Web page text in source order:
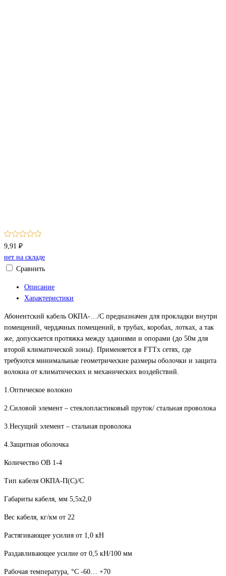
9,91 ₽
нет на складе
Сравнить
Описание
Характеристики
Абонентский кабель ОКПА-…/С предназначен для прокладки внутри
помещений, чердачных помещений, в трубах, коробах, лотках, а так
же, допускается протяжка между зданиями и опорами (до 50м для
второй климатической зоны). Применяется в FTTx сетях, где
требуются минимальные геометрические размеры оболочки и защита
волокна от климатических и механических воздействий.
1.Оптическое волокно
2.Силовой элемент – стеклопластиковый пруток/ стальная проволока
3.Несущий элемент – стальная проволока
4.Защитная оболочка
Количество ОВ 1-4
Тип кабеля ОКПА-П(С)/С
Габариты кабеля, мм 5,5x2,0
Вес кабеля, кг/км от 22
Растягивающее усилия от 1,0 кН
Раздавливающее усилие от 0,5 кН/100 мм
Рабочая температура, °С -60… +70